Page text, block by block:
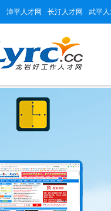
漳平人才网 长汀人才网 武平